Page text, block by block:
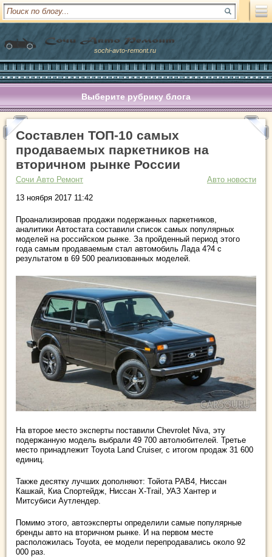
sochi-avto-remont.ru
Выберите рубрику блога
Составлен ТОП-10 самых
продаваемых паркетников на
вторичном рынке России
Сочи Авто Ремонт
Авто новости
13 ноября 2017 11:42
Проанализировав продажи подержанных паркетников,
аналитики Автостата составили список самых популярных
моделей на российском рынке. За пройденный период этого
года самым продаваемым стал автомобиль Лада 4?4 с
результатом в 69 500 реализованных моделей.
На второе место эксперты поставили Chevrolet Niva, эту
подержанную модель выбрали 49 700 автолюбителей. Третье
место принадлежит Toyota Land Cruiser, с итогом продаж 31 600
единиц.
Также десятку лучших дополняют: Тойота РАВ4, Ниссан
Кашкай, Киа Спортейдж, Ниссан X-Trail, УАЗ Хантер и
Митсубиси Аутлендер.
Помимо этого, автоэксперты определили самые популярные
бренды авто на вторичном рынке. И на первом месте
расположилась Toyota, ее модели перепродавались около 92
000 раз.